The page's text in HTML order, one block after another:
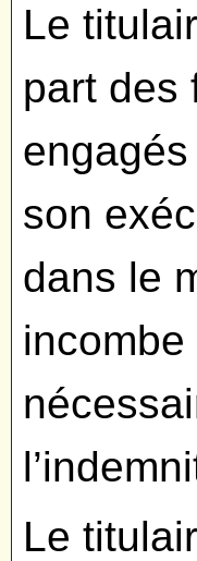
Le
part des
son
dans le
Le